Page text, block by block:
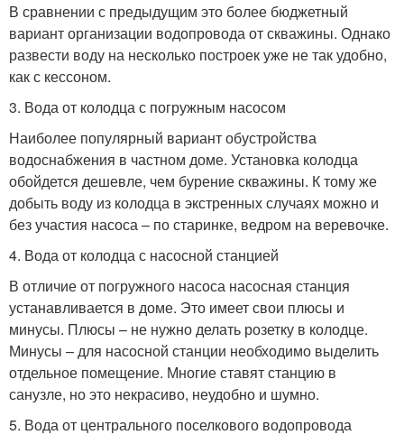
В сравнении с предыдущим это более бюджетный
вариант организации водопровода от скважины. Однако
развести воду на несколько построек уже не так удобно,
как с кессоном.
3. Вода от колодца с погружным насосом
Наиболее популярный вариант обустройства
водоснабжения в частном доме. Установка колодца
обойдется дешевле, чем бурение скважины. К тому же
добыть воду из колодца в экстренных случаях можно и
без участия насоса – по старинке, ведром на веревочке.
4. Вода от колодца с насосной станцией
В отличие от погружного насоса насосная станция
устанавливается в доме. Это имеет свои плюсы и
минусы. Плюсы – не нужно делать розетку в колодце.
Минусы – для насосной станции необходимо выделить
отдельное помещение. Многие ставят станцию в
санузле, но это некрасиво, неудобно и шумно.
5. Вода от центрального поселкового водопровода